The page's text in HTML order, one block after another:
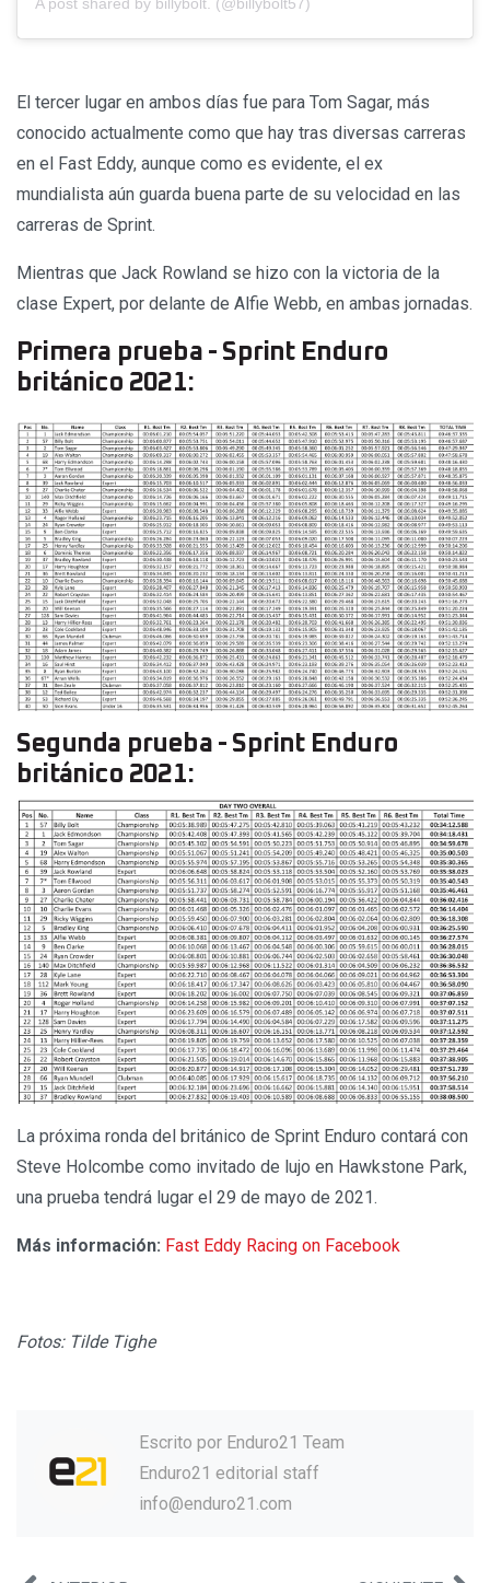
El tercer lugar en ambos días fue para Tom Sagar, más
conocido actualmente como que hay tras diversas carreras
en el Fast Eddy, aunque como es evidente, el ex
mundialista aún guarda buena parte de su velocidad en las
carreras de Sprint.
Mientras que Jack Rowland se hizo con la victoria de la
clase Expert, por delante de Alfie Webb, en ambas jornadas.
Primera prueba - Sprint Enduro
británico 2021:
Segunda prueba - Sprint Enduro
británico 2021:
La próxima ronda del británico de Sprint Enduro contará con
Steve Holcombe como invitado de lujo en Hawkstone Park,
una prueba tendrá lugar el 29 de mayo de 2021.
Más información: Fast Eddy Racing on Facebook
Fotos: Tilde Tighe
Escrito por Enduro21 Team
Enduro21 editorial staff
info@enduro21.com